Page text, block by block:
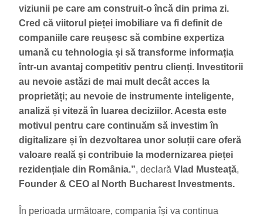
viziunii pe care am construit-o încă din prima zi.
Cred că viitorul pieței imobiliare va fi definit de
companiile care reușesc să combine expertiza
umană cu tehnologia și să transforme informația
într-un avantaj competitiv pentru clienți. Investitorii
au nevoie astăzi de mai mult decât acces la
proprietăți; au nevoie de instrumente inteligente,
analiză și viteză în luarea deciziilor. Acesta este
motivul pentru care continuăm să investim în
digitalizare și în dezvoltarea unor soluții care oferă
valoare reală și contribuie la modernizarea pieței
rezidențiale din România.”, declară Vlad Musteață,
Founder & CEO al North Bucharest Investments.
În perioada următoare, compania își va continua